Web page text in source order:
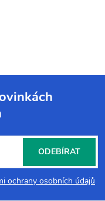
ochrany osobních údajů
ODEBÍRAT